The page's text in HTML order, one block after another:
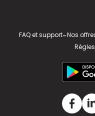
FAQ et support-Nos